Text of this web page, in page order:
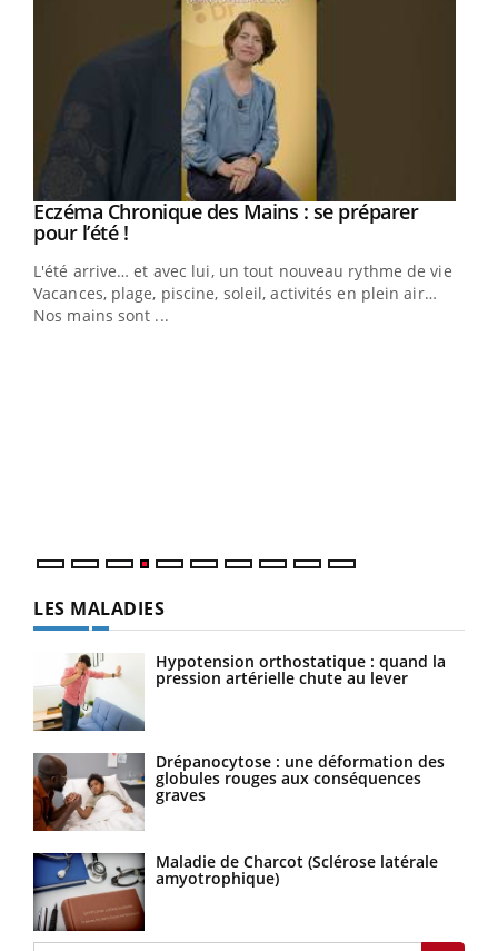
Youtube
Eczéma Chronique des Mains : se préparer
pour l’été !Youtube
L'été arrive… et avec lui, un tout nouveau rythme de vie !
Vacances, plage, piscine, soleil, activités en plein air…
Nos mains sont ...
LES MALADIES
Hypotension orthostatique : quand la
pression artérielle chute au lever
Drépanocytose : une déformation des
globules rouges aux conséquences
graves
Maladie de Charcot (Sclérose latérale
amyotrophique)